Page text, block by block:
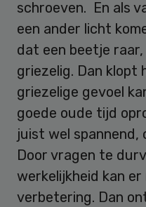
schroeven. En als
een ander licht
dat een beetje
griezelig. Dan klopt
griezelige gevoel
goede oude tijd
juist wel spannend,
Door vragen te
werkelijkheid kan
verbetering. Dan